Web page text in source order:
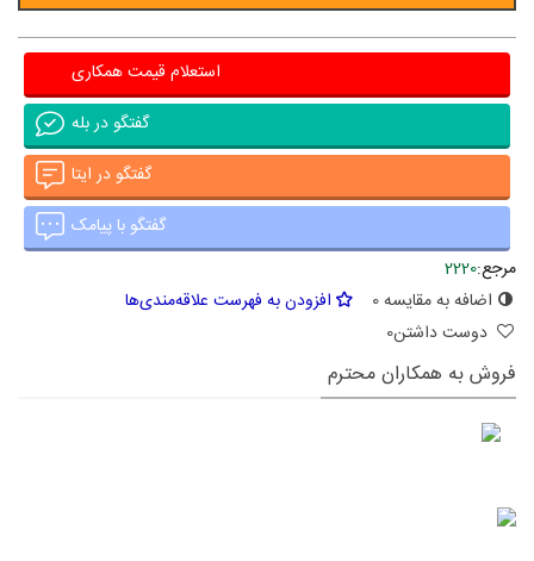
استعلام قیمت همکاری
گفتگو در بله
گفتگو در ایتا
گفتگو با پیامک
مرجع:2220
اضافه به مقایسه0
افزودن به فهرست علاقه‌مندی‌ها
دوست داشتن0
فروش به همکاران محترم